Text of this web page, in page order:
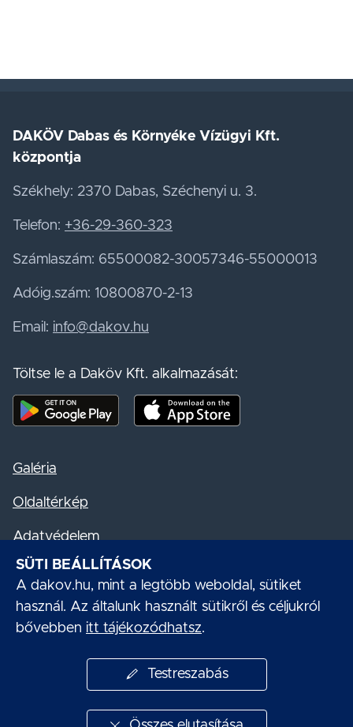
DAKÖV Dabas és Környéke Vízügyi Kft.
központja
Székhely: 2370 Dabas, Széchenyi u. 3.
Telefon: +36-29-360-323
Számlaszám: 65500082-30057346-55000013
Adóig.szám: 10800870-2-13
Email: info@dakov.hu
Töltse le a Daköv Kft. alkalmazását:
Mobil alkalmazás letöltése - Google Play
Mobil alkalmazás letöltése - App
Galéria
Oldaltérkép
Adatvédelem
Akadálymentesítési nyilatkozat
Süti kezelés
Impresszum
SÜTI BEÁLLÍTÁSOK
A dakov.hu, mint a legtöbb weboldal, sütiket
használ. Az általunk használt sütikről és céljukról
bővebben itt tájékozódhatsz.
Testreszabás